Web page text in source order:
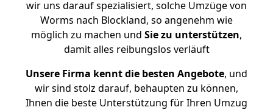
wir uns darauf spezialisiert, solche Umzüge von
Worms nach Blockland, so angenehm wie
möglich zu machen und Sie zu unterstützen,
damit alles reibungslos verläuft
Unsere Firma kennt die besten Angebote, und
wir sind stolz darauf, behaupten zu können,
Ihnen die beste Unterstützung für Ihren Umzug